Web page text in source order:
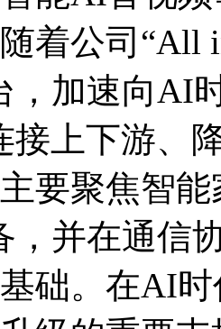
着公司“All
，加速向AI
接上下游、
要聚焦智
，并在通信
础。在AI